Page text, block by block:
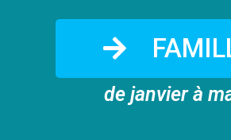
de janvier à